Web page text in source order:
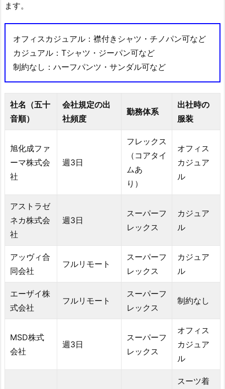
ます。
オフィスカジュアル：襟付きシャツ・チノパン可など
カジュアル：Tシャツ・ジーパン可など
制約なし：ハーフパンツ・サンダル可など
社名（五十
音順）
会社規定の出
社頻度
勤務体系
出社時の
服装
旭化成ファ
ーマ株式会
社
週3日
フレックス
（コアタイ
ムあ
り）
オフィス
カジュア
ル
アストラゼ
ネカ株式会
社
週3日
スーパーフ
レックス
カジュア
ル
アッヴィ合
同会社
フルリモート
スーパーフ
レックス
カジュア
ル
エーザイ株
式会社
フルリモート
スーパーフ
レックス
制約なし
MSD株式
会社
週3日
スーパーフ
レックス
オフィス
カジュア
ル
スーツ着